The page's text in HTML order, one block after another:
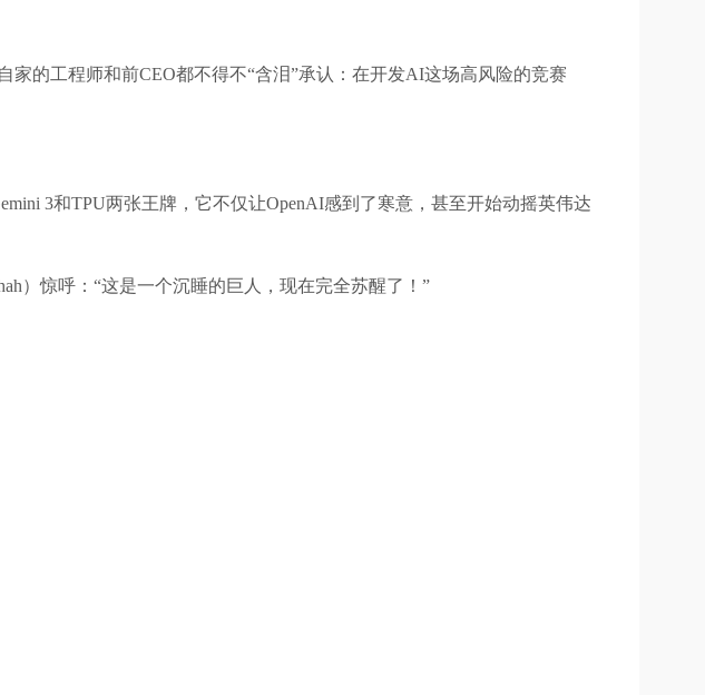
的工程师和前CEO都不得不“含泪”承认：在开发AI这场高风险的竞赛
3和TPU两张王牌，它不仅让OpenAI感到了寒意，甚至开始动摇英伟达
）惊呼：“这是一个沉睡的巨人，现在完全苏醒了！”